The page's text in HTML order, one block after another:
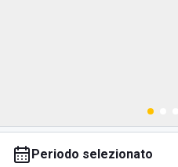
Periodo selezionato